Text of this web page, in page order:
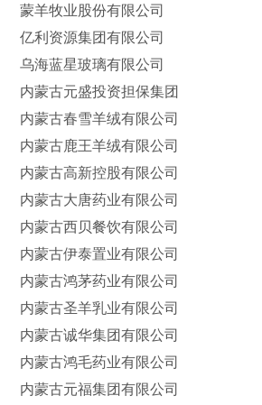
蒙羊牧业股份有限公司
亿利资源集团有限公司
乌海蓝星玻璃有限公司
内蒙古元盛投资担保集团
内蒙古春雪羊绒有限公司
内蒙古鹿王羊绒有限公司
内蒙古高新控股有限公司
内蒙古大唐药业有限公司
内蒙古西贝餐饮有限公司
内蒙古伊泰置业有限公司
内蒙古鸿茅药业有限公司
内蒙古圣羊乳业有限公司
内蒙古诚华集团有限公司
内蒙古鸿毛药业有限公司
内蒙古元福集团有限公司